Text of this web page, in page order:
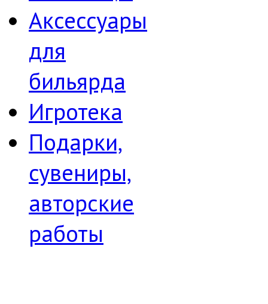
Аксессуары
для
бильярда
Игротека
Подарки,
сувениры,
авторские
работы